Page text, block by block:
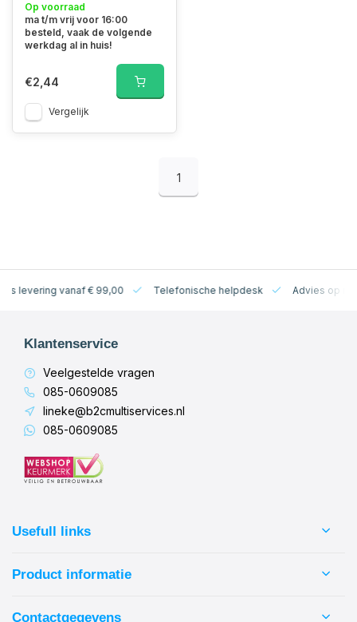
Op voorraad
ma t/m vrij voor 16:00
besteld, vaak de volgende
werkdag al in huis!
€2,44
Vergelijk
1
vanaf € 99,00 Telefonische helpdesk Advies op maat
Klantenservice
Veelgestelde vragen
085-0609085
lineke@b2cmultiservices.nl
085-0609085
Usefull links
Product informatie
Contactgegevens